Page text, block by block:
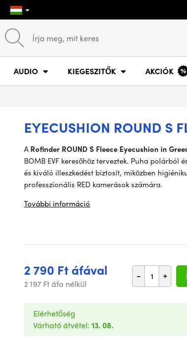
AUDIO KIEGESZITŐK AKCIÓK
EYECUSHION ROUND S
ARofinder ROUND S Fleece Eyecushion in
BOMB EVF keresőhöz terveztek. Puha
és kiváló illeszkedést biztosít, miközben
professzionális RED kamerások számára.
További információ
2 790 Ft áfával
2 197 Ft áfa nélkül
- +
Elérhetőség
Várható átvétel: 13. 08.